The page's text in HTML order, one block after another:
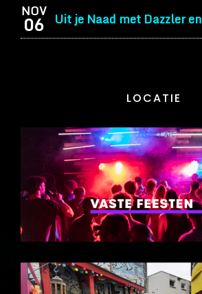
NOV
06 Uit je Naad met Dazzler
LOCATIE